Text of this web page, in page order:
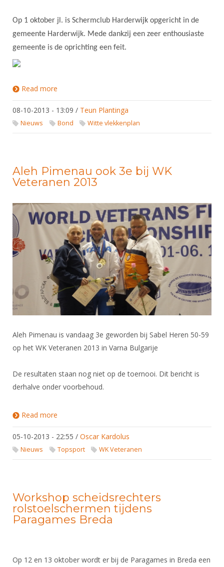
Op 1 oktober jl. is Schermclub Harderwijk opgericht in de
gemeente Harderwijk. Mede dankzij een zeer enthousiaste
gemeente is de oprichting een feit.
Read more
08-10-2013 - 13:09 / Teun Plantinga
Nieuws Bond Witte vlekkenplan
Aleh Pimenau ook 3e bij WK
Veteranen 2013
Aleh Pimenau is vandaag 3e geworden bij Sabel Heren 50-59
op het WK Veteranen 2013 in Varna Bulgarije
De resultaten staan nog niet op de toernooi. Dit bericht is
derhalve onder voorbehoud.
Read more
05-10-2013 - 22:55 / Oscar Kardolus
Nieuws Topsport WK Veteranen
Workshop scheidsrechters
rolstoelschermen tijdens
Paragames Breda
Op 12 en 13 oktober wordt er bij de Paragames in Breda een